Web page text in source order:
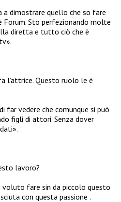
a dimostrare quello che so fare
Forum. Sto perfezionando molte
diretta e tutto ciò che è
l’attrice. Questo ruolo le è
far vedere che comunque si può
figli di attori. Senza dover
lavoro?
voluto fare sin da piccolo questo
con questa passione .